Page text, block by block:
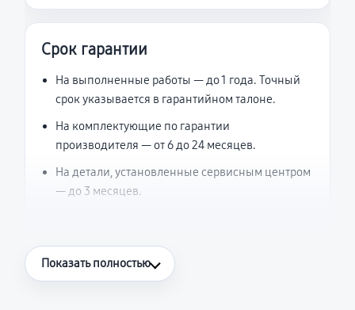
Срок гарантии
На выполненные работы — до 1 года. Точный
срок указывается в гарантийном талоне.
На комплектующие по гарантии
производителя — от 6 до 24 месяцев.
На детали, установленные сервисным центром
— до 3 месяцев.
Что считается гарантийным случаем
Показать полностью